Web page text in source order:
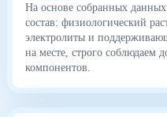
На основе собранных
состав: физиологический
электролиты и
на месте, строго соблюдаем
компонентов.